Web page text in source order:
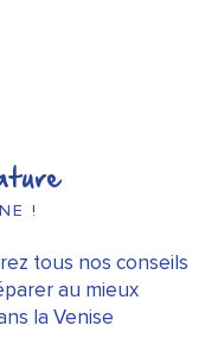
!
tous nos conseils
au mieux
la Venise